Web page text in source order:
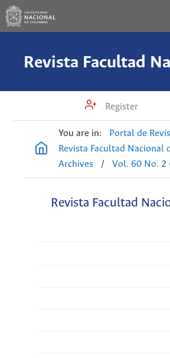
Register
You are in: Portal de
Revista Facultad
Archives
/ Vol. 60 No. 2
Revista Facultad